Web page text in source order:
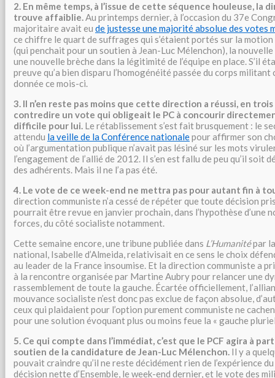
2. En même temps, à l’issue de cette séquence houleuse, la
trouve affaiblie.Au printemps dernier, à l’occasion du 37e
majoritaire avait eu de justesse une majorité absolue des votes
ce chiffre le quart de suffrages qui s’étaient portés sur la
(qui penchait pour un soutien à Jean-Luc Mélenchon), la
une nouvelle brèche dans la légitimité de l’équipe en place. S’il
preuve qu’a bien disparu l’homogénéité passée du corps militant
donnée ce mois-ci.
3. Il n’en reste pas moins que cette direction a réussi, en trois
contredire un vote qui obligeait le PC à concourir
difficile pour lui. Le rétablissement s’est fait brusquement : le
attendu la veille de la Conférence nationalepour affirmer son
où l’argumentation publique n’avait pas lésiné sur les mots
l’engagement de l’allié de 2012. Il s’en est fallu de peu qu’il soit
des adhérents. Mais il ne l’a pas été.
4. Le vote de ce week-end ne mettra pas pour autant fin à
direction communiste n’a cessé de répéter que toute décision
pourrait être revue en janvier prochain, dans l’hypothèse d’une
forces, du côté socialiste notamment.
Cette semaine encore, une tribune publiée dans L’Humanitépar
national, Isabelle d’Almeida, relativisait en ce sens le choix
au leader de la France insoumise. Et la direction communiste a
à la rencontre organisée par Martine Aubry pour relancer une
rassemblement de toute la gauche. Écartée officiellement,
mouvance socialiste n’est donc pas exclue de façon absolue,
ceux qui plaidaient pour l’option purement communiste ne
pour une solution évoquant plus ou moins feue la « gauche
5. Ce qui compte dans l’immédiat, c’est que le PCF agira à
soutien de la candidature de Jean-Luc Mélenchon. Il y a
pouvait craindre qu’il ne reste décidément rien de l’expérience
décision nette d’Ensemble, le week-end dernier, et le vote des